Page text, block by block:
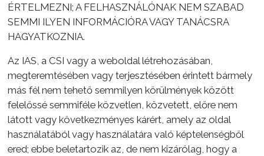
ÉRTELMEZNI; A FELHASZNÁLÓNAK NEM SZABAD
SEMMI ILYEN INFORMÁCIÓRA VAGY TANÁCSRA
HAGYATKOZNIA.
Az IAS, a CSI vagy a weboldal létrehozásában,
megteremtésében vagy terjesztésében érintett bármely
más fél nem tehető semmilyen körülmények között
felelőssé semmiféle közvetlen, közvetett, előre nem
látott vagy következményes kárért, amely az oldal
használatából vagy használatára való képtelenségből
ered; ebbe beletartozik az, de nem kizárólag, hogy a